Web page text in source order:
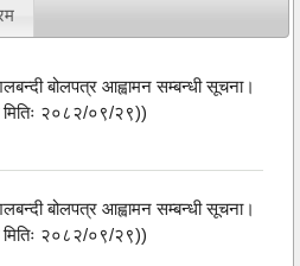
बोलपत्र आह्वामन सम्बन्धी सूचना।
२०८२/०९/२९))
बोलपत्र आह्वामन सम्बन्धी सूचना।
२०८२/०९/२९))